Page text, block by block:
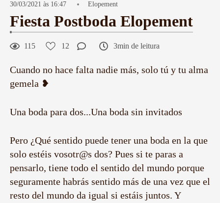
30/03/2021 às 16:47 Elopement
Fiesta Postboda Elopement
115 12 3min de leitura
Cuando no hace falta nadie más, solo tú y tu alma
gemela ❥
Una boda para dos...Una boda sin invitados
Pero ¿Qué sentido puede tener una boda en la que
solo estéis vosotr@s dos? Pues si te paras a
pensarlo, tiene todo el sentido del mundo porque
seguramente habrás sentido más de una vez que el
resto del mundo da igual si estáis juntos. Y